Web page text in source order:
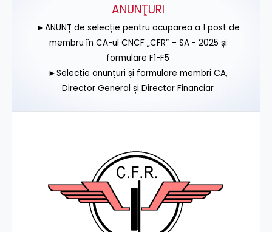
ANUNŢURI
►ANUNȚ de selecție pentru ocuparea a 1 post de
membru în CA-ul CNCF „CFR” – SA - 2025 și
formulare F1-F5
►Selecție anunțuri și formulare membri CA,
Director General și Director Financiar